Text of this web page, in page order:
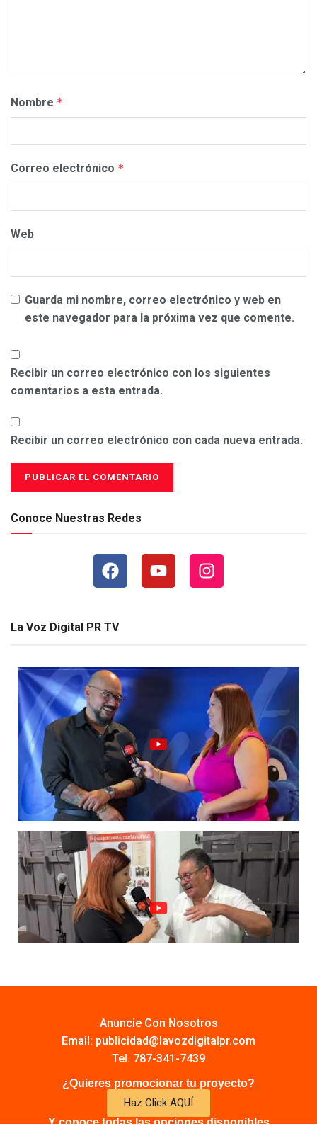
Nombre *
Correo electrónico *
Web
Guarda mi nombre, correo electrónico y web en
este navegador para la próxima vez que comente.
Recibir un correo electrónico con los siguientes
comentarios a esta entrada.
Recibir un correo electrónico con cada nueva entrada.
Conoce Nuestras Redes
La Voz Digital PR TV
Anuncie Con Nosotros
Email: publicidad@lavozdigitalpr.com
Tel. 787-341-7439
¿Quieres promocionar tu proyecto?
Haz Click AQUÍ
Y conoce todas las opciones disponibles